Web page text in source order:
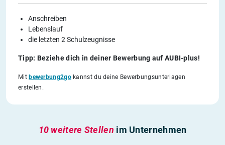
Anschreiben
Lebenslauf
die letzten 2 Schulzeugnisse
Tipp: Beziehe dich in deiner Bewerbung auf AUBI-plus!
Mitbewerbung2gokannst du deine Bewerbungsunterlagen
erstellen.
10 weitere Stellen im Unternehmen